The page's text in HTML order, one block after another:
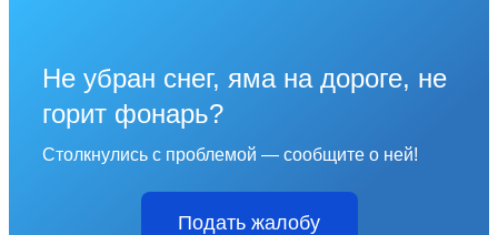
Не убран снег, яма на дороге, не
горит фонарь?
Столкнулись с проблемой — сообщите о ней!
Подать жалобу